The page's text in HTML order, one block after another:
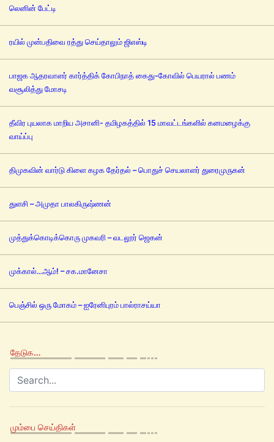
லெனின் பேட்டி
ரயில் முன்பதிவை ரத்து செய்தாலும் ஜிஎஸ்டி
பாஜக ஆதரவாளர் கார்த்திக் கோபிநாத் கைது-கோவில் பெயரால் பணம்
வசூலித்து மோசடி
தீவிர புயலாக மாறிய அசானி- தமிழகத்தில் 15 மாவட்டங்களில் கனமழைக்கு
வாய்ப்பு
திமுகவின் வார்டு கிளை கழக தேர்தல் – பொதுச் செயலாளர் துரைமுருகன்
துளசி – அமுதா பாலகிருஷ்ணன்
முத்துக்கொடிக்கொரு முகவரி – வடலூர் ஜெகன்
முக்கால்…ஆம்! – சக.மானேசா
பெஞ்சில் ஒரு மோகம் – ஐரேனிபுரம் பால்ராசய்யா
தேடுக…
மும்பை செய்திகள்